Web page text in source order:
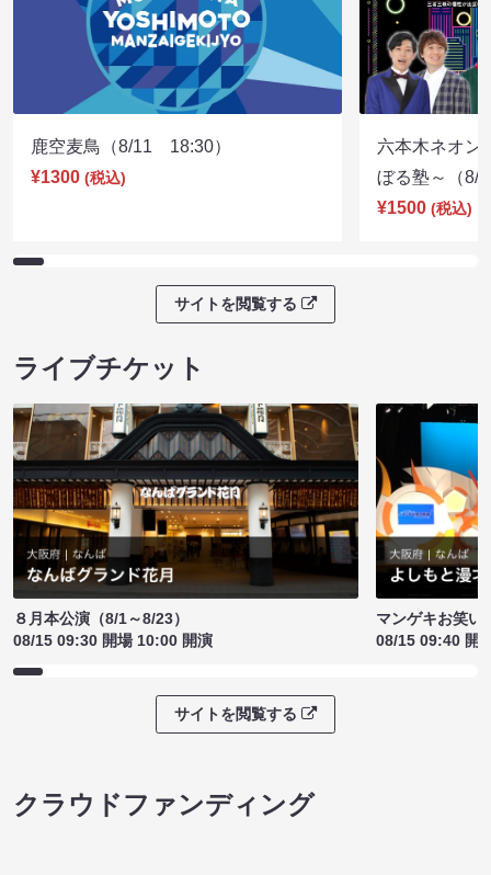
鹿空麦鳥（8/11 18:30）
¥1300 (税込)
六本木ネオン
ぼる塾～（
¥1500 (税込)
サイトを閲覧する
ライブチケット
８月本公演（8/1～8/23）
08/15 09:30 開場 10:00 開演
マンゲキお笑い
08/15 09:40 開
サイトを閲覧する
クラウドファンディング